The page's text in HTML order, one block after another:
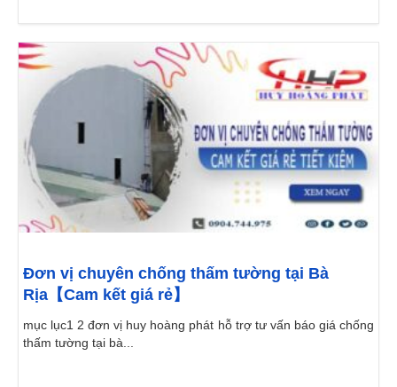
Đơn vị chuyên chống thấm tường tại Bà
Rịa【Cam kết giá rẻ】
mục lục1 2 đơn vị huy hoàng phát hỗ trợ tư vấn báo giá chống
thấm tường tại bà...